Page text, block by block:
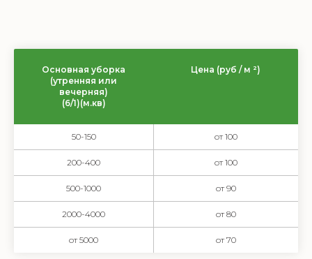
Основная уборка
(утренняя или
вечерняя)
(6/1)(м.кв)
Цена (руб / м ²)
50-150 от 100
200-400 от 100
500-1000 от 90
2000-4000 от 80
от 5000 от 70